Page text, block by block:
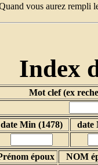
vous aurez rempli
Index
Mot clef (ex
date Min (1478) date
époux NOM